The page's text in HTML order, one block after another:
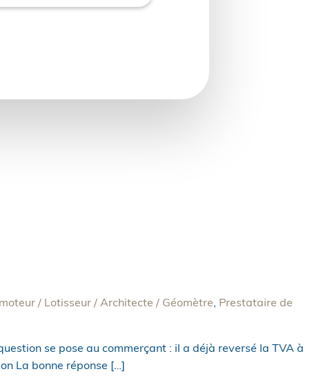
/ Lotisseur / Architecte / Géomètre, Prestataire de
se pose au commerçant : il a déjà reversé la TVA à
La bonne réponse […]